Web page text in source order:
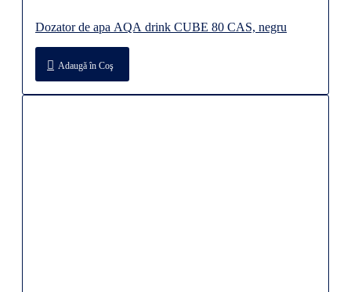
Dozator de apa AQA drink CUBE 80 CAS, negru
Adaugă în Coş